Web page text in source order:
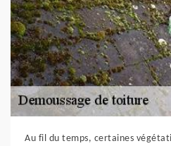
Au fil du temps, certaines